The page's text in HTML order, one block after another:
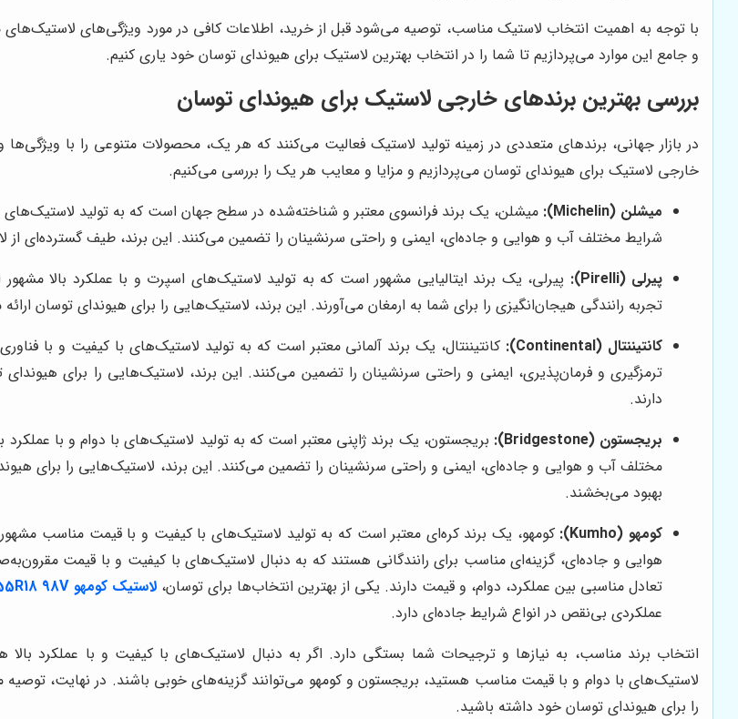
با توجه به اهمیت انتخاب لاستیک مناسب، توصیه می‌شود قبل از خرید، اطلاعات کافی در مورد ویژگی‌های
و جامع این موارد می‌پردازیم تا شما را در انتخاب بهترین لاستیک برای هیوندای توسان خود یاری کنیم.
بررسی بهترین برندهای خارجی لاستیک برای هیوندای توسان
در بازار جهانی، برندهای متعددی در زمینه تولید لاستیک فعالیت می‌کنند که هر یک، محصولات متنوعی را با
خارجی لاستیک برای هیوندای توسان می‌پردازیم و مزایا و معایب هر یک را بررسی می‌کنیم.
میشلن (Michelin):
میشلن، یک برند فرانسوی معتبر و شناخته‌شده در سطح جهان است که به تولید لاستیک‌های
شرایط مختلف آب و هوایی و جاده‌ای، ایمنی و راحتی سرنشینان را تضمین می‌کنند. این برند، طیف گسترده‌ای از
پیرلی (Pirelli):
پیرلی، یک برند ایتالیایی مشهور است که به تولید لاستیک‌های اسپرت و با عملکرد بالا
تجربه رانندگی هیجان‌انگیزی را برای شما به ارمغان می‌آورند. این برند، لاستیک‌هایی را برای هیوندای
کانتیننتال (Continental):
کانتیننتال، یک برند آلمانی معتبر است که به تولید لاستیک‌های با کیفیت و با
ترمزگیری و فرمان‌پذیری، ایمنی و راحتی سرنشینان را تضمین می‌کنند. این برند، لاستیک‌هایی را برای
دارند.
بریجستون (Bridgestone):
بریجستون، یک برند ژاپنی معتبر است که به تولید لاستیک‌های با دوام و با
مختلف آب و هوایی و جاده‌ای، ایمنی و راحتی سرنشینان را تضمین می‌کنند. این برند، لاستیک‌هایی را برای
بهبود می‌بخشند.
کومهو (Kumho):
کومهو، یک برند کره‌ای معتبر است که به تولید لاستیک‌های با کیفیت و با قیمت مناسب
هوایی و جاده‌ای، گزینه‌ای مناسب برای رانندگانی هستند که به دنبال لاستیک‌های با کیفیت و با قیمت
تعادل مناسبی بین عملکرد، دوام، و قیمت دارند. یکی از بهترین انتخاب‌ها برای توسان،لاستیک کومهو 225/55R18 98V گل CRUGEN HP71
عملکردی بی‌نقص در انواع شرایط جاده‌ای دارد.
انتخاب برند مناسب، به نیازها و ترجیحات شما بستگی دارد. اگر به دنبال لاستیک‌های با کیفیت و با عملکرد بالا
لاستیک‌های با دوام و با قیمت مناسب هستید، بریجستون و کومهو می‌توانند گزینه‌های خوبی باشند. در نهایت،
را برای هیوندای توسان خود داشته باشید.